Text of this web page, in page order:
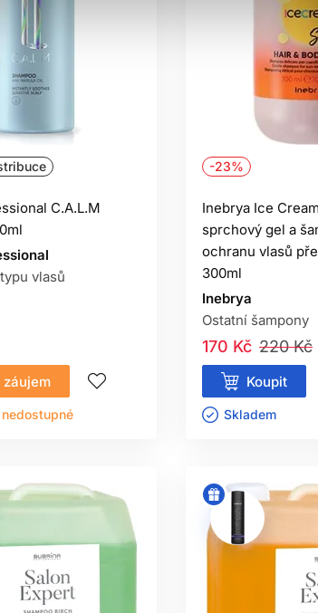
C.A.L.M
vlasů
záujem
-23%
Inebrya Ice
sprchový gel a
ochranu vlasů
300ml
Inebrya
Ostatní šampony
220 Kč
170 Kč
Koupit
Skladem ㅤ